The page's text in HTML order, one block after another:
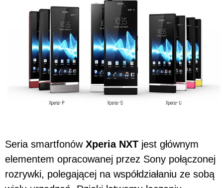
Seria smartfonówXperia NXT jest głównym
elementem opracowanej przez Sony połączonej
rozrywki, polegającej na współdziałaniu ze sobą